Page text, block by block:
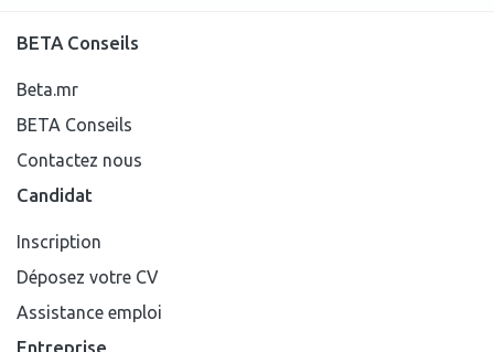
BETA Conseils
Beta.mr
BETA Conseils
Contactez nous
Candidat
Inscription
Déposez votre CV
Assistance emploi
Entreprise